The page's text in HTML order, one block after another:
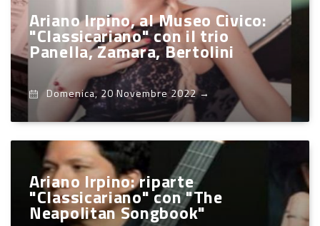
Ariano Irpino, al Museo Civico:
"Classicariano" con il trio
Panella, Zamara, Bertolini
Domenica, 20 Novembre 2022→
Ariano Irpino: riparte
"Classicariano" con "The
Neapolitan Songbook"